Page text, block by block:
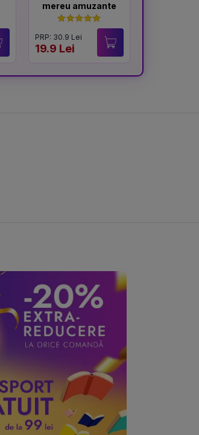
mereu amuzante
PRP: 30.9 Lei
19.9 Lei